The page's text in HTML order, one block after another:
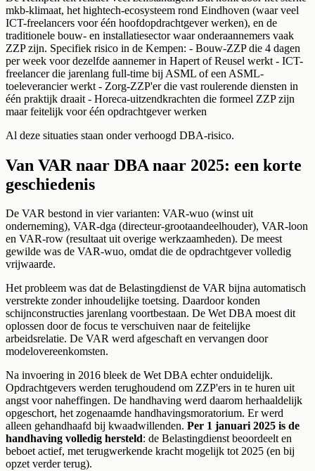
mkb-klimaat, het hightech-ecosysteem rond Eindhoven (waar veel
ICT-freelancers voor één hoofdopdrachtgever werken), en de
traditionele bouw- en installatiesector waar onderaannemers vaak
ZZP zijn. Specifiek risico in de Kempen: - Bouw-ZZP die 4 dagen
per week voor dezelfde aannemer in Hapert of Reusel werkt - ICT-
freelancer die jarenlang full-time bij ASML of een ASML-
toeleverancier werkt - Zorg-ZZP'er die vast roulerende diensten in
één praktijk draait - Horeca-uitzendkrachten die formeel ZZP zijn
maar feitelijk voor één opdrachtgever werken
Al deze situaties staan onder verhoogd DBA-risico.
Van VAR naar DBA naar 2025: een korte
geschiedenis
De VAR bestond in vier varianten: VAR-wuo (winst uit
onderneming), VAR-dga (directeur-grootaandeelhouder), VAR-loon
en VAR-row (resultaat uit overige werkzaamheden). De meest
gewilde was de VAR-wuo, omdat die de opdrachtgever volledig
vrijwaarde.
Het probleem was dat de Belastingdienst de VAR bijna automatisch
verstrekte zonder inhoudelijke toetsing. Daardoor konden
schijnconstructies jarenlang voortbestaan. De Wet DBA moest dit
oplossen door de focus te verschuiven naar de feitelijke
arbeidsrelatie. De VAR werd afgeschaft en vervangen door
modelovereenkomsten.
Na invoering in 2016 bleek de Wet DBA echter onduidelijk.
Opdrachtgevers werden terughoudend om ZZP'ers in te huren uit
angst voor naheffingen. De handhaving werd daarom herhaaldelijk
opgeschort, het zogenaamde handhavingsmoratorium. Er werd
alleen gehandhaafd bij kwaadwillenden. Per 1 januari 2025 is de
handhaving volledig hersteld: de Belastingdienst beoordeelt en
beboet actief, met terugwerkende kracht mogelijk tot 2025 (en bij
opzet verder terug).